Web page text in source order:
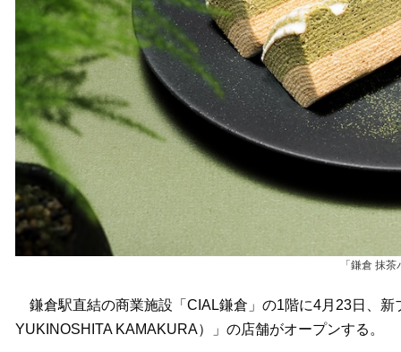
「鎌倉 抹
鎌倉駅直結の商業施設「CIAL鎌倉」の1階に4月23日、
YUKINOSHITA KAMAKURA）」の店舗がオープンする。